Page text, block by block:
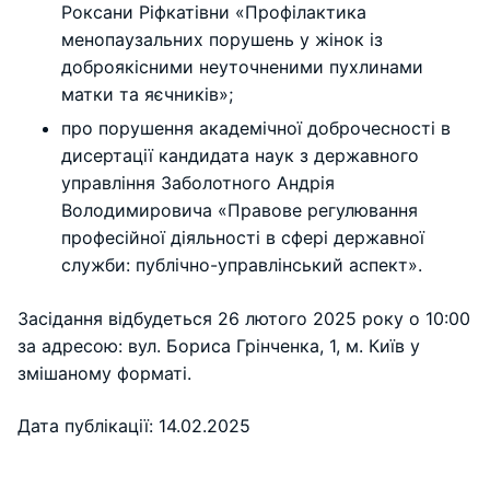
Роксани Ріфкатівни «Профілактика
менопаузальних порушень у жінок із
доброякісними неуточненими пухлинами
матки та яєчників»;
​про порушення академічної доброчесності в
дисертації кандидата наук з державного
управління Заболотного Андрія
Володимировича «Правове регулювання
професійної діяльності в сфері державної
служби: публічно-управлінський аспект».
Засідання відбудеться 26 лютого 2025 року о 10:00
за адресою: вул. Бориса Грінченка, 1, м. Київ у
змішаному форматі.
Дата публікації: 14.02.2025